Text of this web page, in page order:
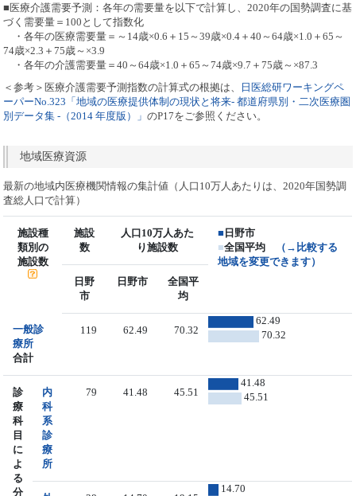
■医療介護需要予測：各年の需要量を以下で計算し、2020年の国勢調査に基
づく需要量＝100として指数化
・各年の医療需要量＝～14歳×0.6＋15～39歳×0.4＋40～64歳×1.0＋65～
74歳×2.3＋75歳～×3.9
・各年の介護需要量＝40～64歳×1.0＋65～74歳×9.7＋75歳～×87.3
＜参考＞医療介護需要予測指数の計算式の根拠は、
日医総研ワーキングペ
ーパーNo.323「地域の医療提供体制の現状と将来- 都道府県別・二次医療圏
別データ集 -（2014 年度版）」のP17をご参照ください。
地域医療資源
最新の地域内医療機関情報の集計値（人口10万人あたりは、2020年国勢調
査総人口で計算）
施設種
類別の
施設数
施設
数
人口10万人あた
り施設数
■ 日野市
■全国平均
（→比較する
地域を変更できます）
日野
市
日野市
全国平
均
一般診
療所
合計
119 62.49 70.32
62.49
70.32
診
療
科
目
に
よ
る
分
内
科
系
診
療
所
79 41.48 45.51
41.48
45.51
14.70